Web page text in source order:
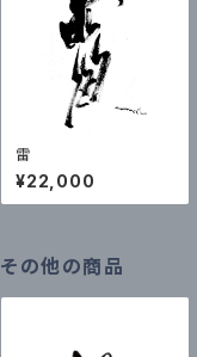
雷
¥22,000
その他の商品